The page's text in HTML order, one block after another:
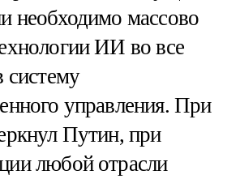
необходимо массово
ИИ во все
систему
управления. При
Путин, при
любой отрасли